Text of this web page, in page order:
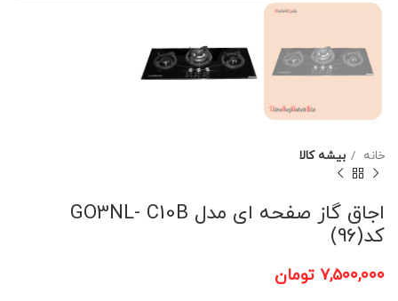
خانه بیشه کالا
اجاق گاز صفحه ای مدل GO3NL- C10B
کد(96)
۷,۵۰۰,۰۰۰ تومان